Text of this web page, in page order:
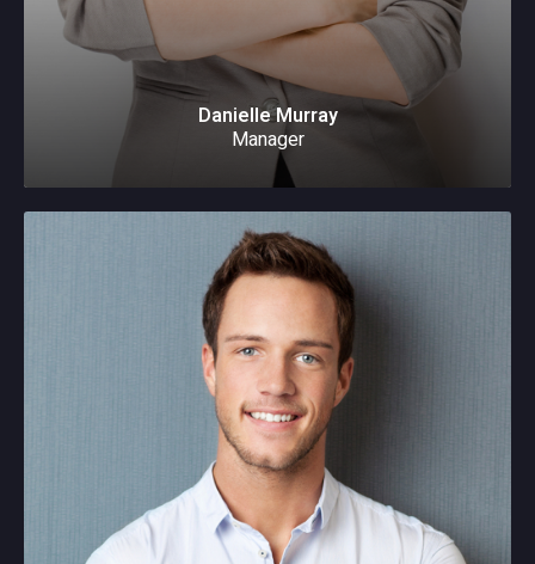
Danielle Murray
Manager